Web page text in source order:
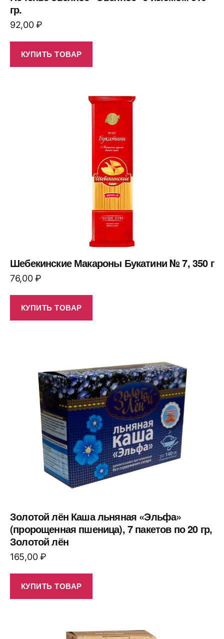
гр.
92,00₽
КУПИТЬ ТОВАР
Шебекинские Макароны Букатини № 7, 350 г
76,00₽
КУПИТЬ ТОВАР
Золотой лён Каша льняная «Эльфа»
(пророщенная пшеница), 7 пакетов по 20 гр,
Золотой лён
165,00₽
КУПИТЬ ТОВАР